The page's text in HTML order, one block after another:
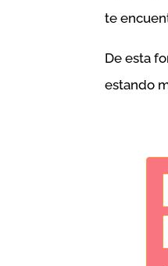
te
De esta
estando